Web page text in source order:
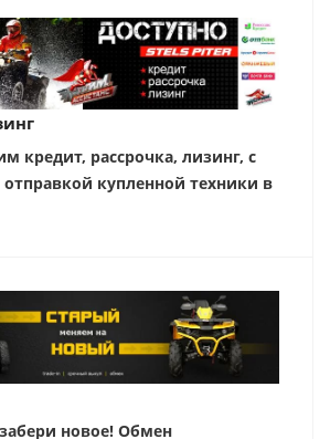
кредит, рассрочка, лизинг, с
купленной техники в
новое! Обмен